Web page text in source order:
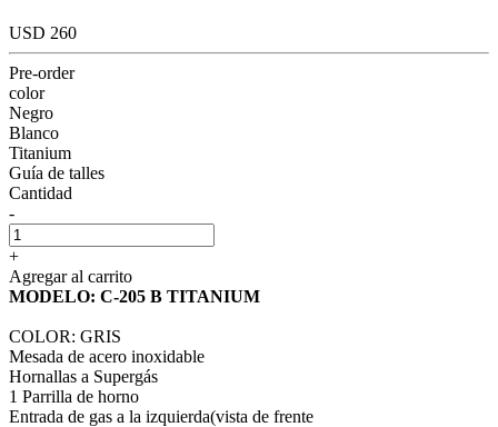
USD 260
Pre-order
color
Negro
Blanco
Titanium
Guía de talles
Cantidad
-
+
Agregar al carrito
MODELO: C-205 B TITANIUM
COLOR: GRIS
Mesada de acero inoxidable
Hornallas a Supergás
1 Parrilla de horno
Entrada de gas a la izquierda(vista de frente